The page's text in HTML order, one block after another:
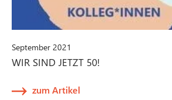
September 2021
WIR SIND JETZT 50!
zum Artikel